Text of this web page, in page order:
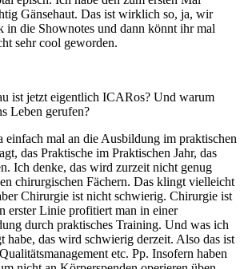
Gänsehaut. Das ist wirklich so, ja, wir
in die Shownotes und dann könnt ihr mal
sehr cool geworden.
ist jetzt eigentlich ICARos? Und warum
Leben gerufen?
einfach mal an die Ausbildung im praktischen
das Praktische im Praktischen Jahr, das
Ich denke, das wird zurzeit nicht genug
chirurgischen Fächern. Das klingt vielleicht
Chirurgie ist nicht schwierig. Chirurgie ist
erster Linie profitiert man in einer
durch praktisches Training. Und was ich
habe, das wird schwierig derzeit. Also das ist
etc. Pp. Insofern haben